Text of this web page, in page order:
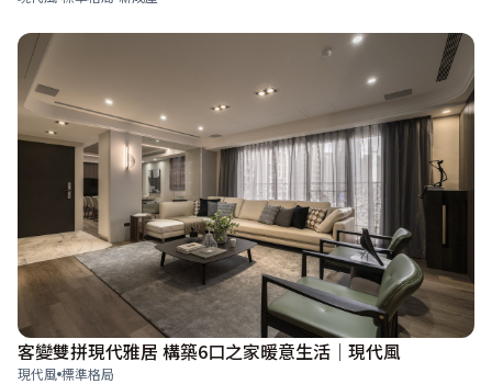
客變雙拼現代雅居 構築6口之家暖意生活│現代風
現代風 標準格局